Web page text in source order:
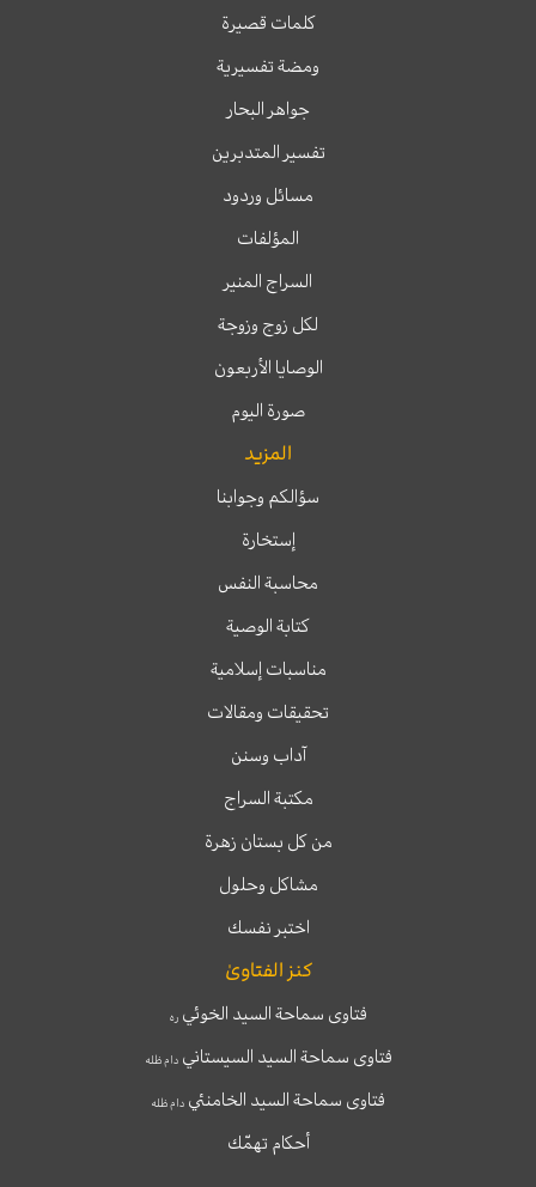
كلمات قصيرة
ومضة تفسيرية
جواهر البحار
تفسير المتدبرين
مسائل وردود
المؤلفات
السراج المنير
لكل زوج وزوجة
الوصايا الأربعون
صورة اليوم
المزيد
سؤالكم وجوابنا
إستخارة
محاسبة النفس
كتابة الوصية
مناسبات إسلامية
تحقيقات ومقالات
آداب وسنن
مكتبة السراج
من كل بستان زهرة
مشاكل وحلول
اختبر نفسك
كنز الفتاوىٰ
فتاوى سماحة السيد الخوئيره
فتاوى سماحة السيد السيستانيدام ظله
فتاوى سماحة السيد الخامنئي دام ظله
أحكام تهمّك